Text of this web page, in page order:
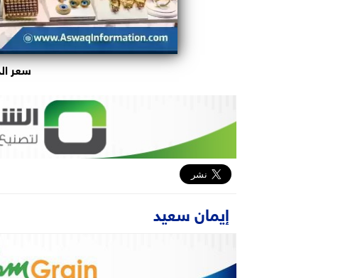
سعر
إيمان سعيد